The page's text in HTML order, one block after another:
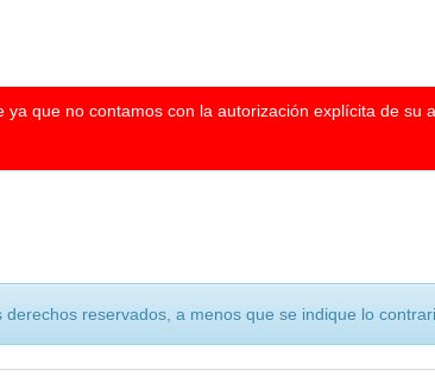
que no contamos con la autorización explícita de su
reservados, a menos que se indique lo